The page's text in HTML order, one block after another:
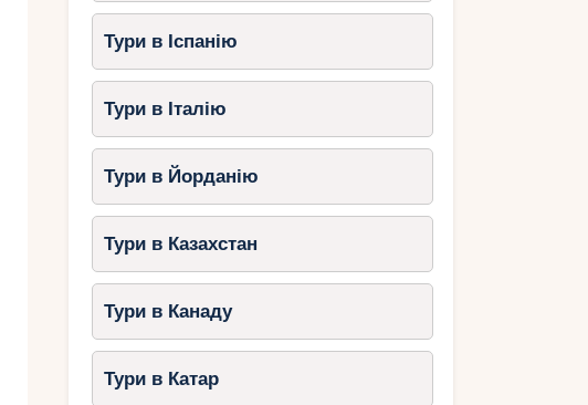
Тури в Іспанію
Тури в Італію
Тури в Йорданію
Тури в Казахстан
Тури в Канаду
Тури в Катар